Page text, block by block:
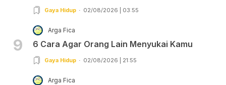
Gaya Hidup 02/08/2026 | 03:55
9
Arga Fica
6 Cara Agar Orang Lain Menyukai Kamu
Gaya Hidup 02/08/2026 | 21:55
Arga Fica